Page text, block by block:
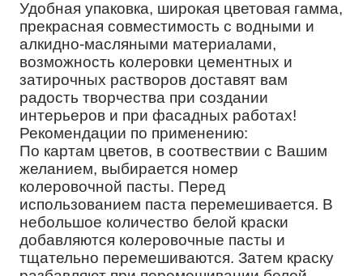
Удобная упаковка, широкая цветовая гамма,
прекрасная совместимость с водными и
алкидно-масляными материалами,
возможность колеровки цементных и
затирочных растворов доставят вам
радость творчества при создании
интерьеров и при фасадных работах!
Рекомендации по применению:
По картам цветов, в соотвествии с Вашим
желанием, выбирается номер
колеровочной пасты. Перед
использованием паста перемешивается. В
небольшое количество белой краски
добавляются колеровочные пасты и
тщательно перемешиваются. Затем краску